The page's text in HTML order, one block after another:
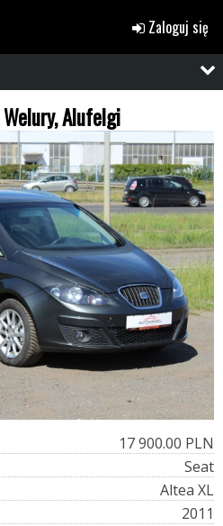
Zaloguj się
Alufelgi
17 900.00 PLN
Seat
Altea XL
2011